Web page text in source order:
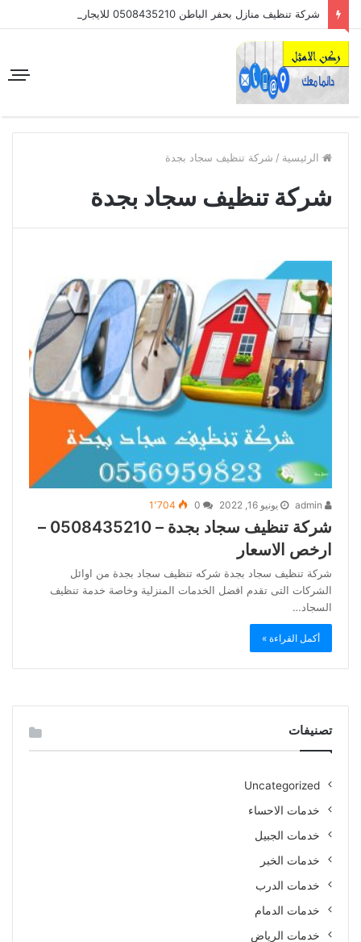
شركة تنظيف منازل بحفر الباطن 0508435210 للايجار
الرئيسية / شركة تنظيف سجاد بجدة
شركة تنظيف سجاد بجدة
يونيو 16, 2022 1٬704
شركة تنظيف سجاد بجدة – 0508435210 –
ارخص الاسعار
شركة تنظيف سجاد بجدة شركه تنظيف سجاد بجدة من اوائل
الشركات التى تقدم افضل الخدمات المنزلية وخاصة خدمة تنظيف
السجاد…
أكمل القراءة »
تصنيفات
Uncategorized
خدمات الاحساء
خدمات الجبيل
خدمات الخبر
خدمات الدرب
خدمات الدمام
خدمات الرياض